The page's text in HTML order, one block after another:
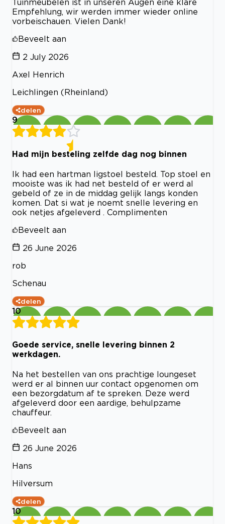
Tuinmeubelen ist in unseren Augen eine klare
Empfehlung, wir werden immer wieder online
vorbeischauen. Vielen Dank!
Beveelt aan
2 July 2026
Axel Henrich
Leichlingen (Rheinland)
delen
9
Had mijn besteling zelfde dag nog binnen
Ik had een hartman ligstoel besteld. Top stoel en
mooiste was ik had net besteld of er werd al
gebeld of ze in de middag gelijk langs konden
komen. Dat si wat je noemt snelle levering en
ook netjes afgeleverd . Complimenten
Beveelt aan
26 June 2026
rob
Schenau
delen
10
Goede service, snelle levering binnen 2
werkdagen.
Na het bestellen van ons prachtige loungeset
werd er al binnen uur contact opgenomen om
een bezorgdatum af te spreken. Deze werd
afgeleverd door een aardige, behulpzame
chauffeur.
Beveelt aan
26 June 2026
Hans
Hilversum
delen
10